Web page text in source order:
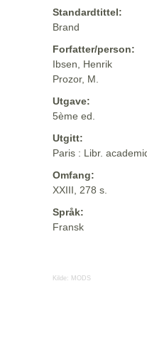
Standardtittel:
Brand
Forfatter/person:
Ibsen, Henrik
Prozor, M.
Utgave:
5ème ed.
Utgitt:
Paris : Libr.
Omfang:
XXIII, 278 s.
Språk:
Fransk
Kilde: MODS